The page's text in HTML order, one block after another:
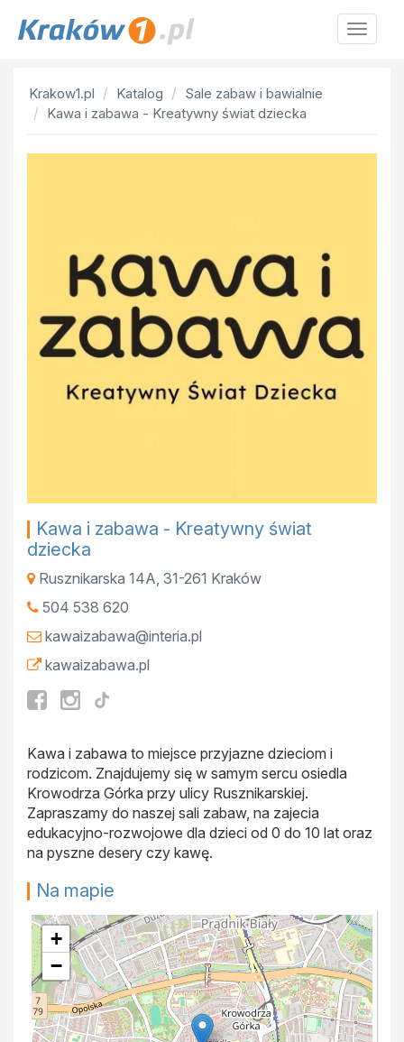
Krakow1.pl Katalog
Sale zabaw i bawialnie
Kawa i zabawa - Kreatywny świat dziecka
Kawa i zabawa - Kreatywny świat
dziecka
Rusznikarska 14A, 31-261 Kraków
504 538 620
kawaizabawa@interia.pl
kawaizabawa.pl
Kawa i zabawa to miejsce przyjazne dzieciom i
rodzicom. Znajdujemy się w samym sercu osiedla
Krowodrza Górka przy ulicy Rusznikarskiej.
Zapraszamy do naszej sali zabaw, na zajecia
edukacyjno-rozwojowe dla dzieci od 0 do 10 lat oraz
na pyszne desery czy kawę.
Na mapie
+
−